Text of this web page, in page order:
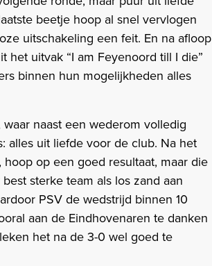
beetje hoop al snel vervlogen
uitschakeling een feit. En na afloop
uitvak “I am Feyenoord till I die”
binnen hun mogelijkheden alles
naast een wederom volledig
alles uit liefde voor de club. Na het
op een goed resultaat, maar die
sterke team als los zand aan
PSV de wedstrijd binnen 10
aan de Eindhovenaren te danken
het na de 3-0 wel goed te